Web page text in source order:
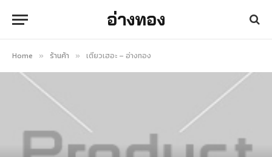
อ่างทอง
Home » ร้านค้า » เตี๋ยวเฮอะ – อ่างทอง